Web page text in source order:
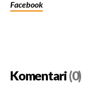
Facebook
Komentari(0)